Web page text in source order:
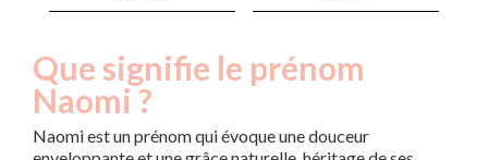
Que signifie le prénom
Naomi ?
Naomi est un prénom qui évoque une douceur